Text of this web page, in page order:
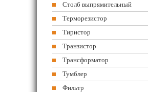
Столб выпрямительный
Терморезистор
Тиристор
Транзистор
Трансформатор
Тумблер
Фильтр